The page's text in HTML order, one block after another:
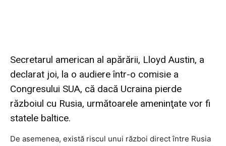
Secretarul american al apărării, Lloyd Austin, a
declarat joi, la o audiere într-o comisie a
Congresului SUA, că dacă Ucraina pierde
războiul cu Rusia, următoarele ameninţate vor fi
statele baltice.
De asemenea, există riscul unui război direct între Rusia